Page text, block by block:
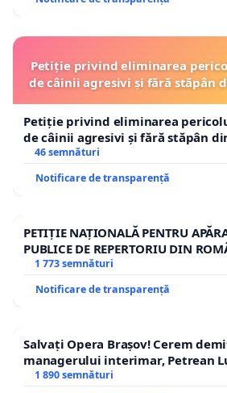
Petiție privind eliminarea
de câinii agresivi și fără stăpân
Petiție privind eliminarea
de câinii agresivi și fără stăpân
46 semnături
Notificare de transparență
PETIȚIE NAȚIONALĂ PENTRU
PUBLICE DE REPERTORIU DIN
1 773 semnături
Notificare de transparență
Salvați Opera Brașov! Cerem
managerului interimar, Petrean
1 890 semnături